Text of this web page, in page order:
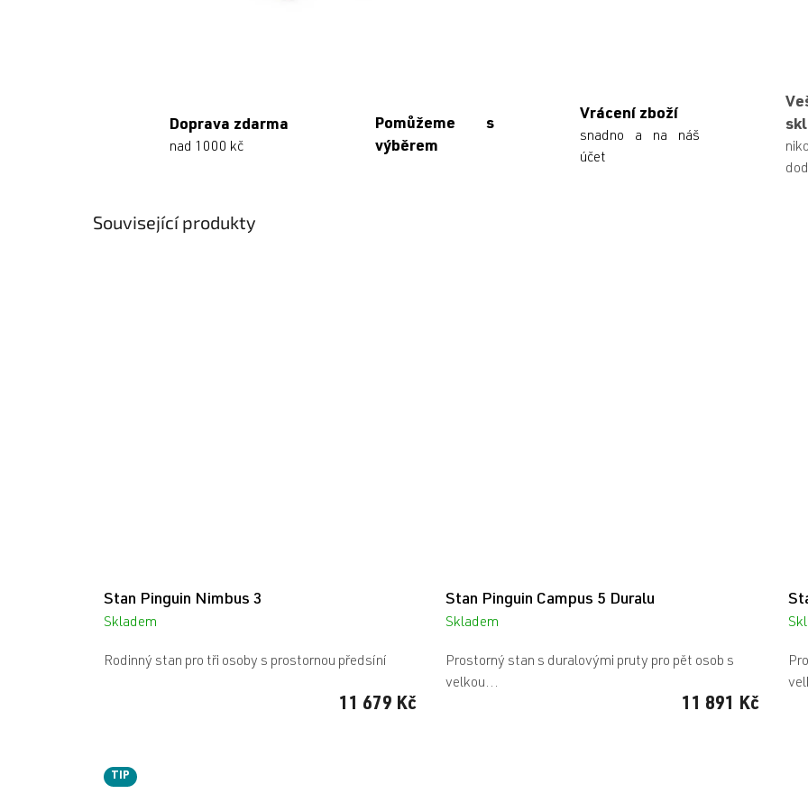
Doprava zdarma
nad 1000 kč
Pomůžeme s
výběrem
Vrácení zboží
snadno a na náš
účet
Související produkty
Stan Pinguin Nimbus 3
Skladem
11 679 Kč
Rodinný stan pro tři osoby s prostornou předsíní
Stan Pinguin Campus 5 Duralu
Skladem
11 891 Kč
Prostorný stan s duralovými pruty pro pět osob s
velkou...
TIP